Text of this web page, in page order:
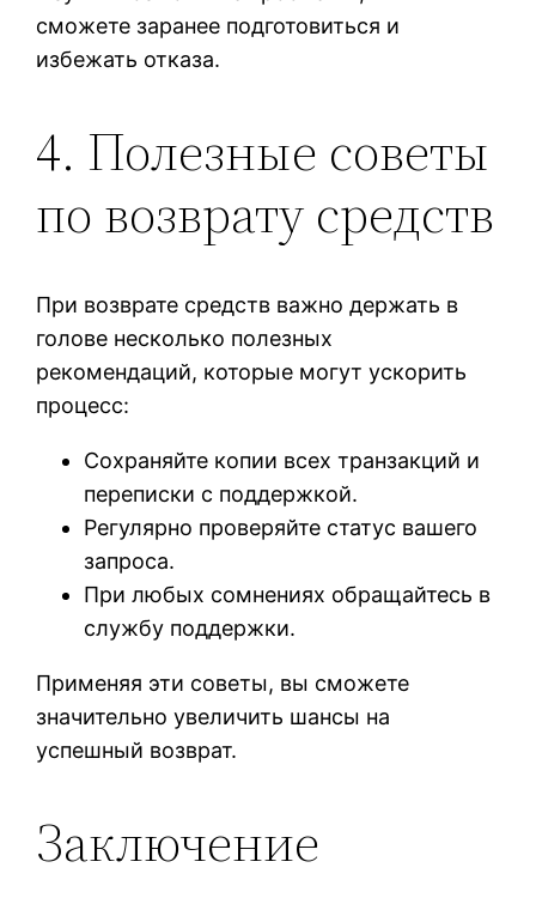
сможете заранее подготовиться и
избежать отказа.
4. Полезные советы
по возврату средств
При возврате средств важно держать в
голове несколько полезных
рекомендаций, которые могут ускорить
процесс:
Сохраняйте копии всех транзакций и
переписки с поддержкой.
Регулярно проверяйте статус вашего
запроса.
При любых сомнениях обращайтесь в
службу поддержки.
Применяя эти советы, вы сможете
значительно увеличить шансы на
успешный возврат.
Заключение